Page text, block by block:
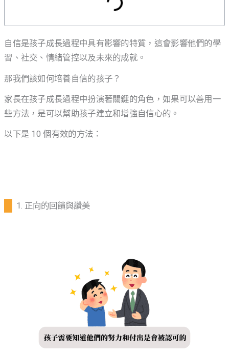
自信是孩子成長過程中具有影響的特質，這會影響他們的學
習、社交、情緒管控以及未來的成就。
那我們該如何培養自信的孩子？
家長在孩子成長過程中扮演著關鍵的角色，如果可以善用一
些方法，是可以幫助孩子建立和增強自信心的。
以下是 10 個有效的方法：
1. 正向的回饋與讚美